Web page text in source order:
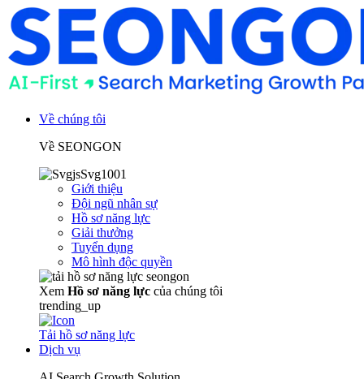
Về chúng tôi
Về SEONGON
Giới thiệu
Đội ngũ nhân sự
Hồ sơ năng lực
Giải thưởng
Tuyển dụng
Mô hình độc quyền
Xem Hồ sơ năng lực của chúng tôi
trending_up
Tải hồ sơ năng lực
Dịch vụ